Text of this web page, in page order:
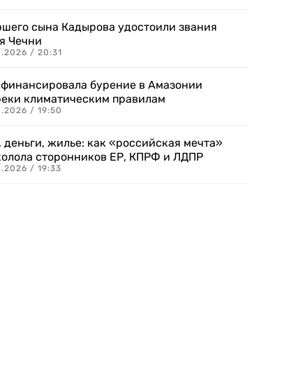
сына Кадырова удостоили звания
Чечни
/ 20:31
бурение в Амазонии
климатическим правилам
/ 19:50
жилье: как «российская мечта»
сторонников ЕР, КПРФ и ЛДПР
/ 19:33